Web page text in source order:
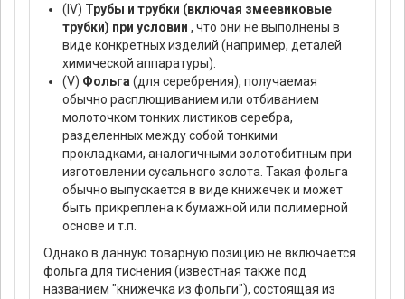
(IV) Трубы и трубки (включая змеевиковые
трубки) при условии , что они не выполнены в
виде конкретных изделий (например, деталей
химической аппаратуры).
(V) Фольга (для серебрения), получаемая
обычно расплющиванием или отбиванием
молоточком тонких листиков серебра,
разделенных между собой тонкими
прокладками, аналогичными золотобитным при
изготовлении сусального золота. Такая фольга
обычно выпускается в виде книжечек и может
быть прикреплена к бумажной или полимерной
основе и т.п.
Однако в данную товарную позицию не включается
фольга для тиснения (известная также под
названием "книжечка из фольги"), состоящая из